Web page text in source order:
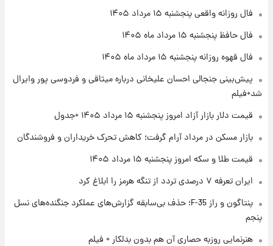
فال روزانه واقعی پنجشنبه ۱۵ مرداد ۱۴۰۵
۱ روز پیش
۱ روز پیش
نام خودرو، مبلغ پیش پرداخت و زمان تحویل |
سود مشارکت چند درصد است؟
فال روزانه واقعی پنجشنبه ۱۵ مرداد ۱۴۰۵
فال حافظ پنجشنبه ۱۵ مرداد ماه ۱۴۰۵
فال قهوه روزانه پنجشنبه ۱۵ مرداد ماه ۱۴۰۵
پیش‌بینی جنجالی احسان علیخانی درباره میثاقی و فردوسی پور وایرال
شد+فیلم
قیمت دلار بازار آزاد امروز پنجشنبه ۱۵ مرداد ۱۴۰۵ +جدول
بازار مسکن در مرداد آرام گرفت؛ کاهش تحرک خریداران و فروشندگان
قیمت طلا و سکه امروز پنجشنبه ۱۵ مرداد ۱۴۰۵
ایران تعرفه ۷ درصدی تردد از تنگه هرمز را ابلاغ کرد
پنتاگون و راز F-35؛ حذف بی‌سابقه گزارش‌های عملکرد جنگنده‌های نسل
پنجم
هنرنمایی روزبه حصاری آن هم بدون بدلکار + فیلم